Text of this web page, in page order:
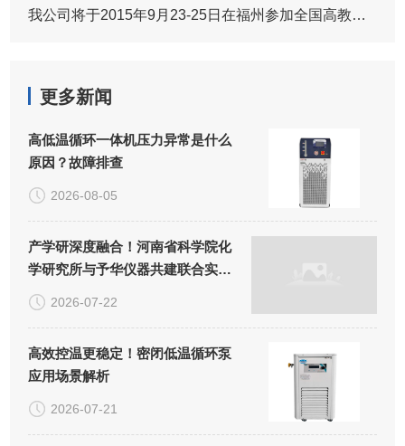
我公司将于2015年9月23-25日在福州参加全国高教仪器会
更多新闻
高低温循环一体机压力异常是什么
原因？故障排查
2026-08-05
产学研深度融合！河南省科学院化
学研究所与予华仪器共建联合实验
室正式揭牌
2026-07-22
高效控温更稳定！密闭低温循环泵
应用场景解析
2026-07-21